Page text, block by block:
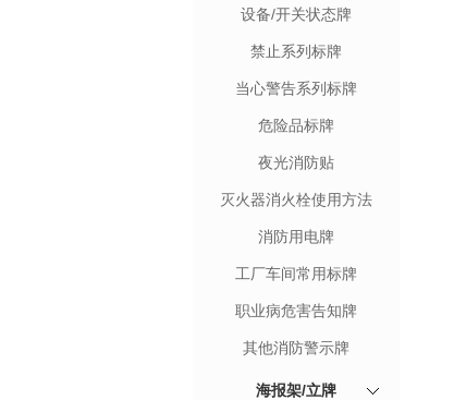
设备/开关状态牌
禁止系列标牌
当心警告系列标牌
危险品标牌
夜光消防贴
灭火器消火栓使用方法
消防用电牌
工厂车间常用标牌
职业病危害告知牌
其他消防警示牌
海报架/立牌